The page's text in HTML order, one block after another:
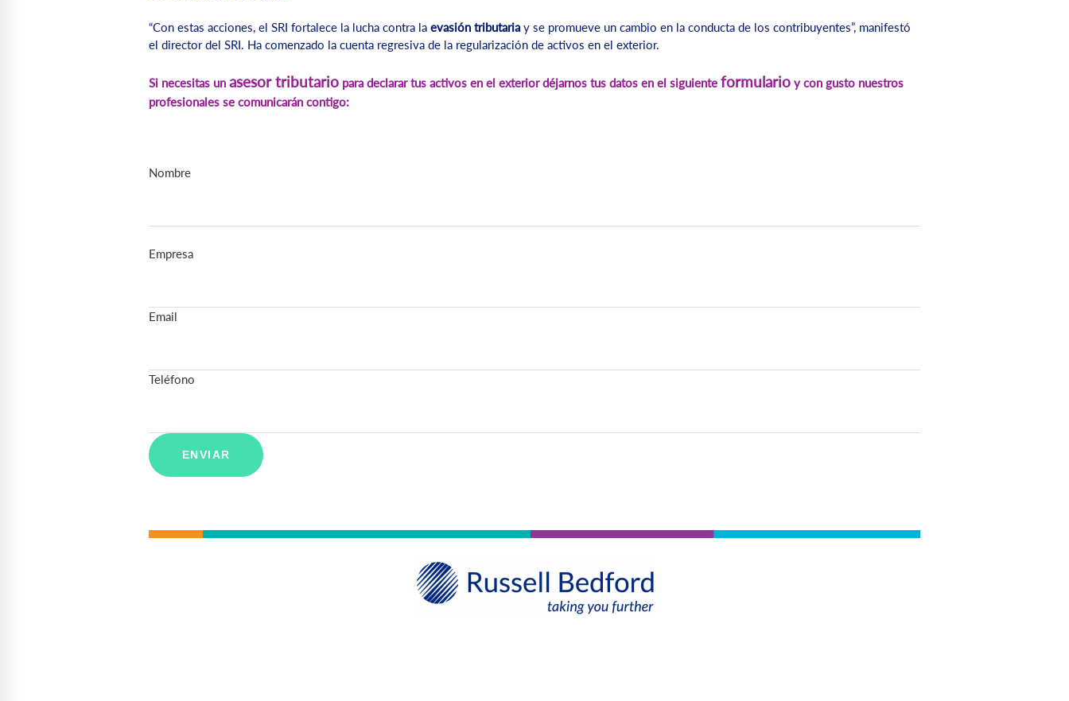
“Con estas acciones, el SRI fortalece la lucha contra la evasión tributariay se promueve un cambio en la conducta de los contribuyentes”, manifestó
el director del SRI. Ha comenzado la cuenta regresiva de la regularización de activos en el exterior.
Si necesitas un asesor tributario para declarar tus activos en el exterior déjarnos tus datos en el siguiente formulario y con gusto nuestros
profesionales se comunicarán contigo:
Nombre
Empresa
Email
Teléfono